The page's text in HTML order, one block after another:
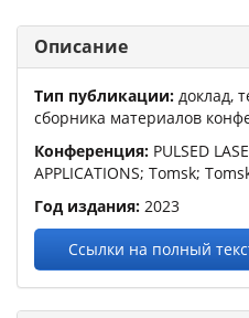
Описание
Тип публикации: доклад,
сборника материалов
Конференция: PULSED
APPLICATIONS; Tomsk;
Год издания: 2023
Ссылки на полный